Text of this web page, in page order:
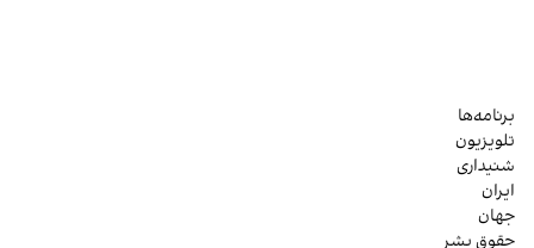
برنامه‌ها
تلویزیون
شنیداری
ایران
جهان
حقوق بشر